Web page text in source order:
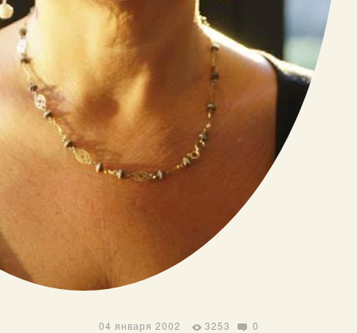
04 января 2002 3253 0